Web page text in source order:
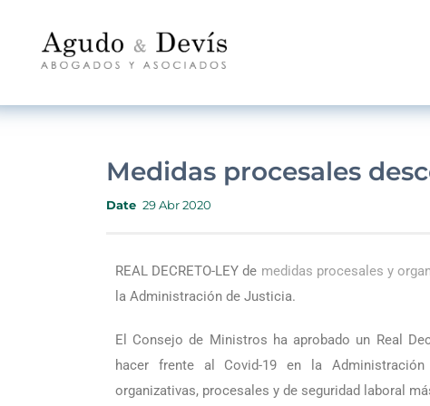
Medidas procesales
Date 29 Abr 2020
REAL DECRETO-LEY de medidas procesales y
la Administración de Justicia.
El Consejo de Ministros ha aprobado un Real
hacer frente al Covid-19 en la
organizativas, procesales y de seguridad laboral